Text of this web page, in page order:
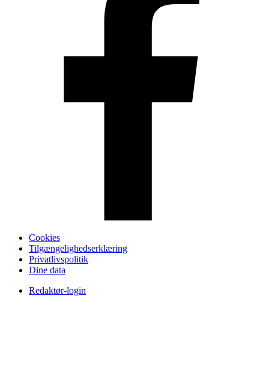
Cookies
Tilgængelighedserklæring
Privatlivspolitik
Dine data
Redaktør-login